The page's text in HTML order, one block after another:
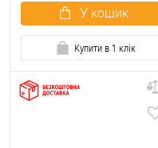
У кошик
Купити в 1 клік